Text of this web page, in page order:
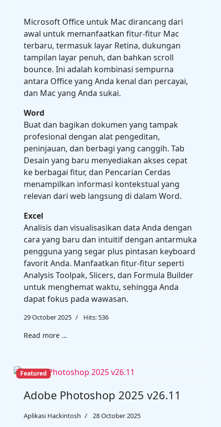
Microsoft Office untuk Mac dirancang dari
awal untuk memanfaatkan fitur-fitur Mac
terbaru, termasuk layar Retina, dukungan
tampilan layar penuh, dan bahkan scroll
bounce. Ini adalah kombinasi sempurna
antara Office yang Anda kenal dan percayai,
dan Mac yang Anda sukai.
Word
Buat dan bagikan dokumen yang tampak
profesional dengan alat pengeditan,
peninjauan, dan berbagi yang canggih. Tab
Desain yang baru menyediakan akses cepat
ke berbagai fitur, dan Pencarian Cerdas
menampilkan informasi kontekstual yang
relevan dari web langsung di dalam Word.
Excel
Analisis dan visualisasikan data Anda dengan
cara yang baru dan intuitif dengan antarmuka
pengguna yang segar plus pintasan keyboard
favorit Anda. Manfaatkan fitur-fitur seperti
Analysis Toolpak, Slicers, dan Formula Builder
untuk menghemat waktu, sehingga Anda
dapat fokus pada wawasan.
29 October 2025 Hits: 536
Read more …
Featured
Adobe Photoshop 2025 v26.11
Aplikasi Hackintosh 28 October 2025